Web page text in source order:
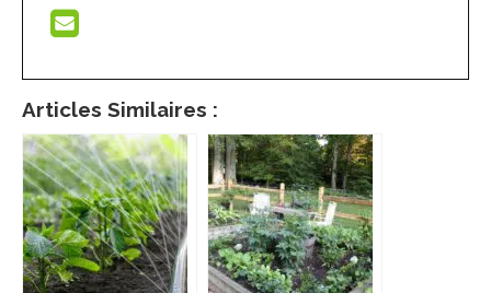
Articles Similaires :